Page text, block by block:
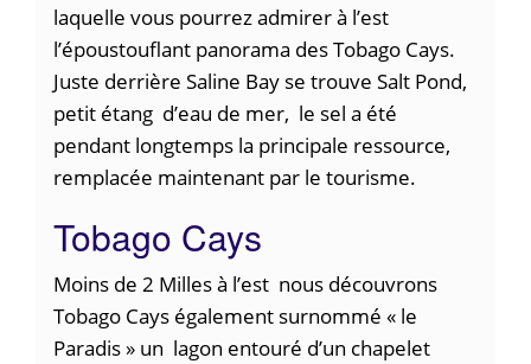
laquelle vous pourrez admirer à l’est
l’époustouflant panorama des Tobago Cays.
Juste derrière Saline Bay se trouve Salt Pond,
petit étang d’eau de mer, le sel a été
pendant longtemps la principale ressource,
remplacée maintenant par le tourisme.
Tobago Cays
Moins de 2 Milles à l’est nous découvrons
Tobago Cays également surnommé « le
Paradis » un lagon entouré d’un chapelet